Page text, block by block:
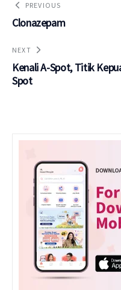
PREVIOUS
Clonazepam
NEXT
Kenali A-Spot, Titik
Spot